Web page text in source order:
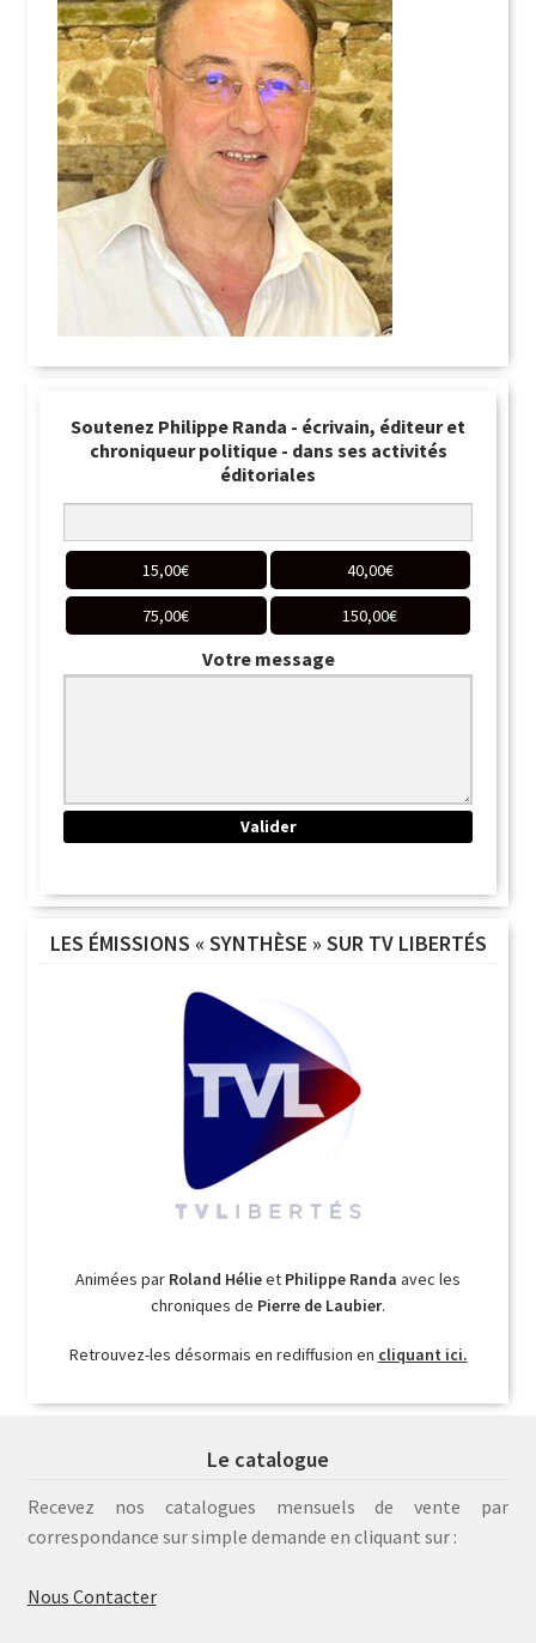
Soutenez Philippe Randa - écrivain, éditeur et
chroniqueur politique - dans ses activités
éditoriales
15,00€ 40,00€
75,00€ 150,00€
Votre message
LES ÉMISSIONS « SYNTHÈSE » SUR TV LIBERTÉS
Animées par Roland Hélieet Philippe Randa avec les
chroniques de Pierre de Laubier.
Retrouvez-les désormais en rediffusion en cliquant ici.
Le catalogue
Recevez nos catalogues mensuels de vente par
correspondance sur simple demande en cliquant sur :
Nous Contacter